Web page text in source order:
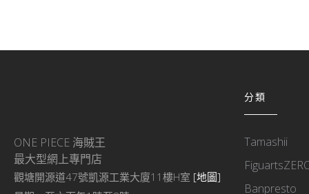
ONE PIECE 海賊王
最大型網上專門店
觀塘開源道47號凱源工業大廈11樓H室 [地圖]
分類
Tamashii
Banpresto